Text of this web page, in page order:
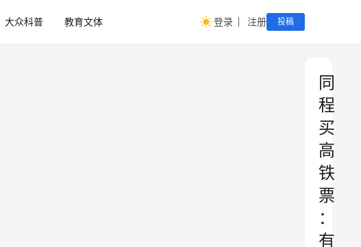
大众科普 教育文体 登录 注册 投稿
同
程
买
高
铁
票
：
有